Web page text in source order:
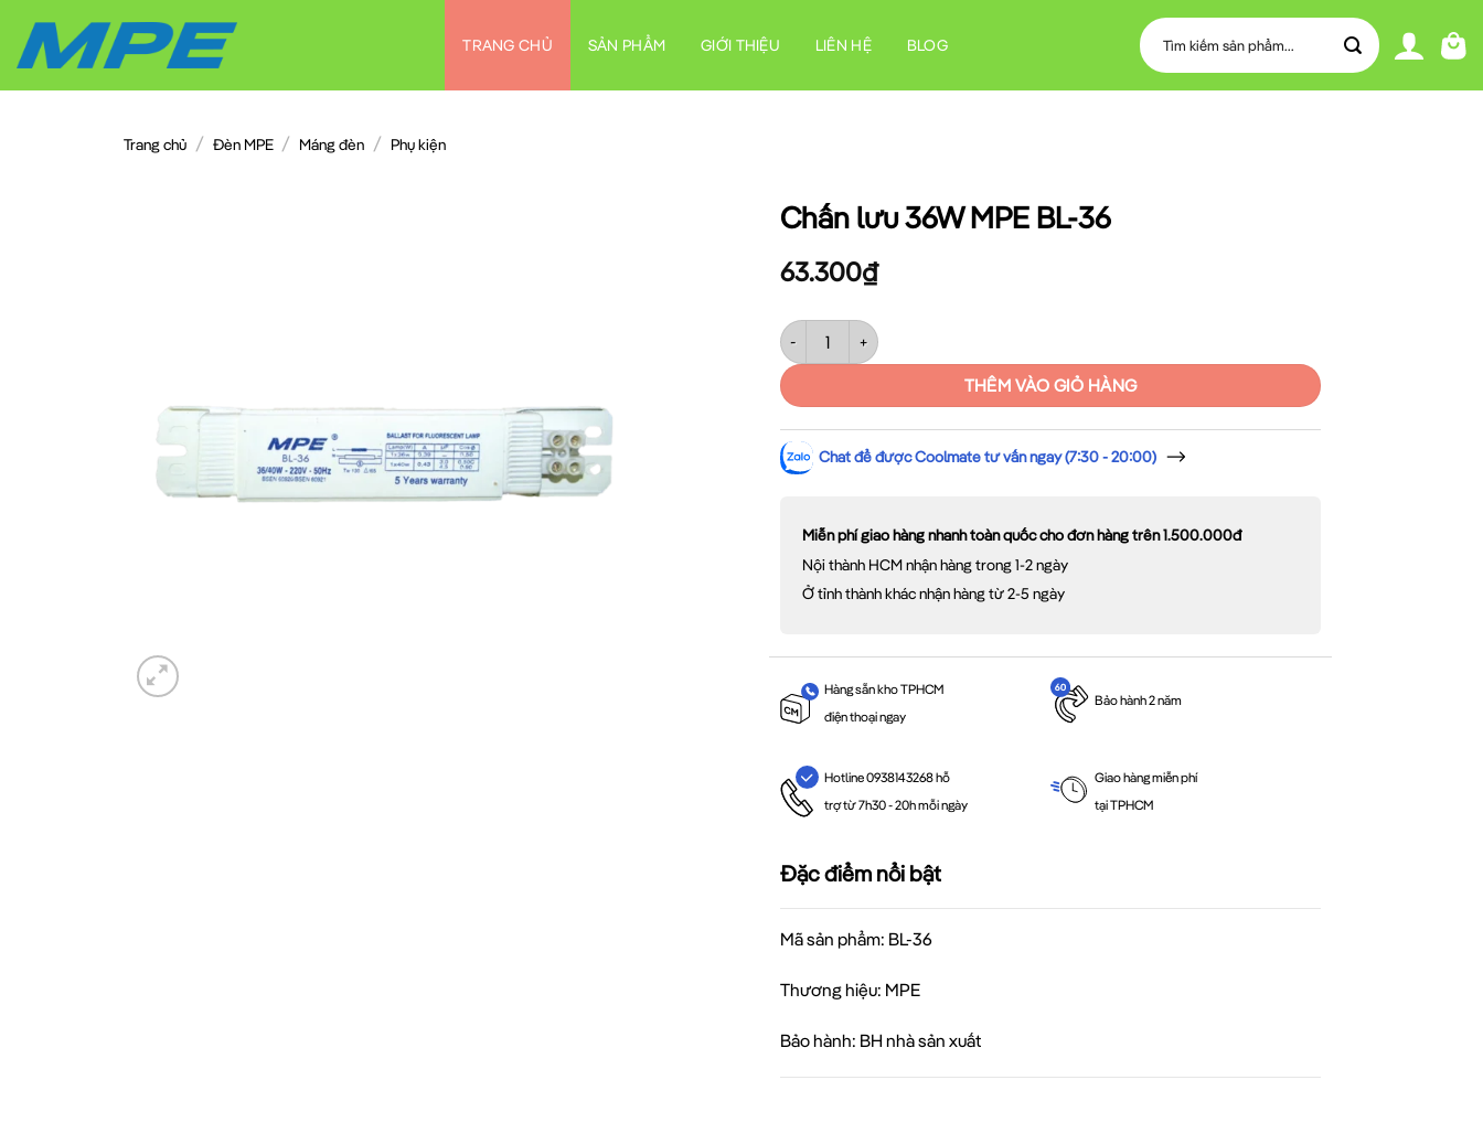
đến
nội
dung
TRANG CHỦ SẢN PHẨM GIỚI THIỆU LIÊN HỆ BLOG
Tìm
kiếm:
Trang chủ / Đèn MPE / Máng đèn / Phụ kiện
Chấn lưu 36W MPE BL-36
63.300₫
Chấn lưu 36W MPE BL-36 số lượng
THÊM VÀO GIỎ HÀNG
Chat để được Coolmate tư vấn ngay (7:30 - 20:00)
Miễn phí giao hàng nhanh toàn quốc cho đơn hàng trên 1.500.000đ
Nội thành HCM nhận hàng trong 1-2 ngày
Ở tỉnh thành khác nhận hàng từ 2-5 ngày
Hàng sẵn kho TPHCM
điện thoại ngay
Bảo hành 2 năm
Hotline 0938143268 hỗ
trợ từ 7h30 - 20h mỗi ngày
Giao hàng miễn phí
tại TPHCM
Đặc điểm nổi bật
Mã sản phẩm: BL-36
Thương hiệu: MPE
Bảo hành: BH nhà sản xuất